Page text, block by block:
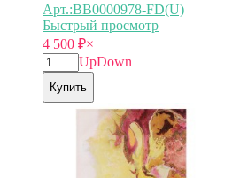
Арт.:BB0000978-FD(U)
Быстрый просмотр
4 500 ₽×
UpDown
Купить